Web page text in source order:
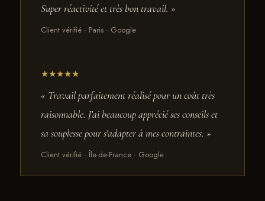
Super réactivité et très bon travail. »
Client vérifié · Paris · Google
★★★★★
« Travail parfaitement réalisé pour un coût très
raisonnable. J'ai beaucoup apprécié ses conseils et
sa souplesse pour s'adapter à mes contraintes. »
Client vérifié · Île-de-France · Google